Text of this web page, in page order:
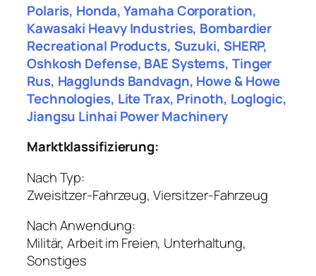
Polaris, Honda, Yamaha Corporation,
Kawasaki Heavy Industries, Bombardier
Recreational Products, Suzuki, SHERP,
Oshkosh Defense, BAE Systems, Tinger
Rus, Hagglunds Bandvagn, Howe & Howe
Technologies, Lite Trax, Prinoth, Loglogic,
Jiangsu Linhai Power Machinery
Marktklassifizierung:
Nach Typ:
Zweisitzer-Fahrzeug, Viersitzer-Fahrzeug
Nach Anwendung:
Militär, Arbeit im Freien, Unterhaltung,
Sonstiges